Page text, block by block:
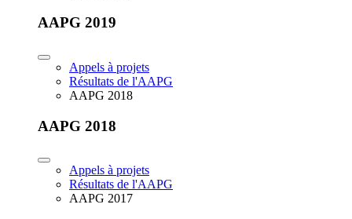
AAPG 2019
Appels à projets
Résultats de l'AAPG
AAPG 2018
AAPG 2018
Appels à projets
Résultats de l'AAPG
AAPG 2017